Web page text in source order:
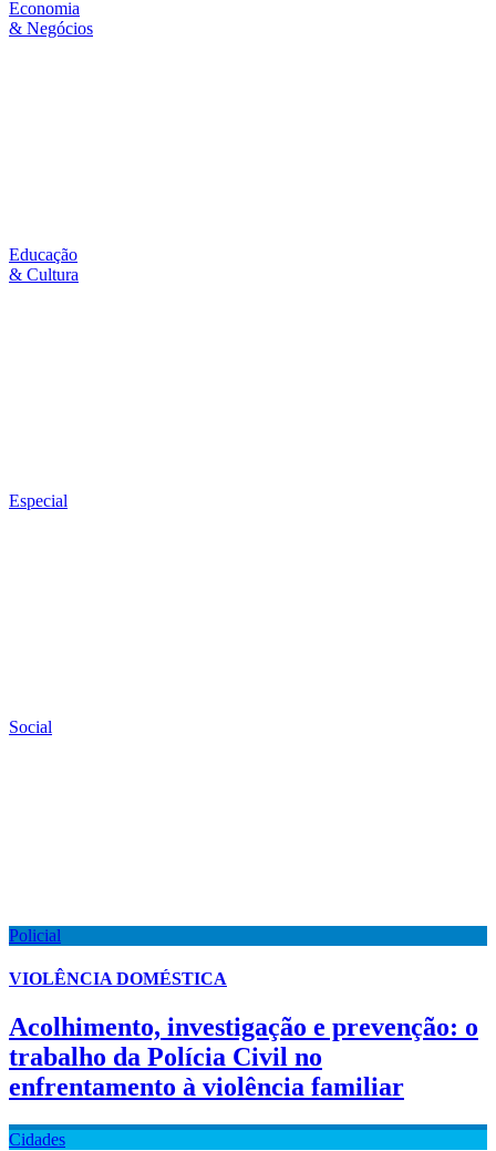
Economia
& Negócios
Educação
& Cultura
Especial
Social
Policial
VIOLÊNCIA DOMÉSTICA
Acolhimento, investigação e prevenção: o
trabalho da Polícia Civil no
enfrentamento à violência familiar
Cidades